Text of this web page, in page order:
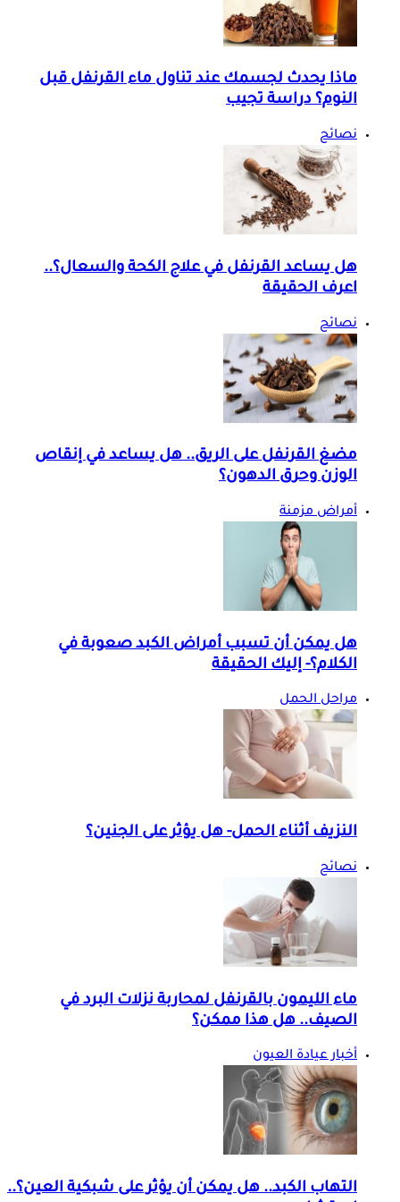
ماذا يحدث لجسمك عند تناول ماء القرنفل قبل
النوم؟ دراسة تجيب
نصائح
هل يساعد القرنفل في علاج الكحة والسعال؟..
اعرف الحقيقة
نصائح
مضغ القرنفل على الريق.. هل يساعد في إنقاص
الوزن وحرق الدهون؟
أمراض مزمنة
هل يمكن أن تسبب أمراض الكبد صعوبة في
الكلام؟- إليك الحقيقة
مراحل الحمل
النزيف أثناء الحمل- هل يؤثر على الجنين؟
نصائح
ماء الليمون بالقرنفل لمحاربة نزلات البرد في
الصيف.. هل هذا ممكن؟
أخبار عيادة العيون
التهاب الكبد.. هل يمكن أن يؤثر على شبكية العين؟..